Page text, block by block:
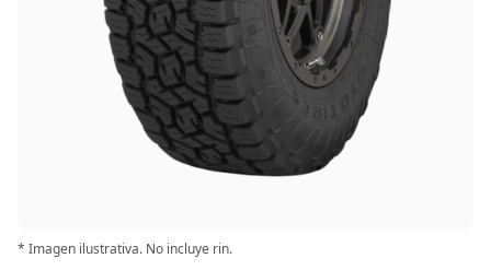
* Imagen ilustrativa. No incluye rin.